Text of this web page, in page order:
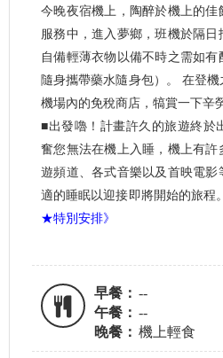
今晚夜宿機上，陶醉於機上的佳
服務中，進入夢鄉，班機於隔
自備輕薄衣物以備不時之需如
隨身攜帶藥水隨身包）。 在登
機場內的免稅商店，犒賞一下辛
■出發嚕！計畫許久的旅遊終於
奮您無法在機上入睡，機上有許
遊頻道、各式音樂以及首映電
適的睡眠以迎接即將開始的旅程
★特別安排》
早餐： --
午餐： --
晚餐： 機上輕食